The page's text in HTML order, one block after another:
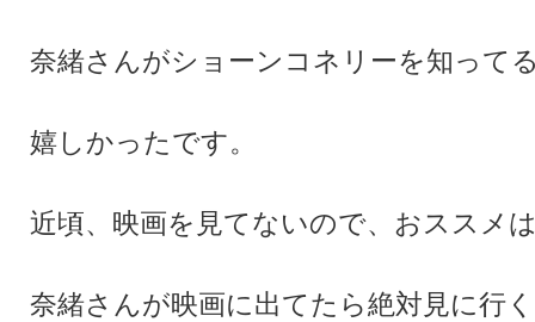
奈緒さんがショーンコネリーを知って
嬉しかったです。
近頃、映画を見てないので、おススメ
奈緒さんが映画に出てたら絶対見に